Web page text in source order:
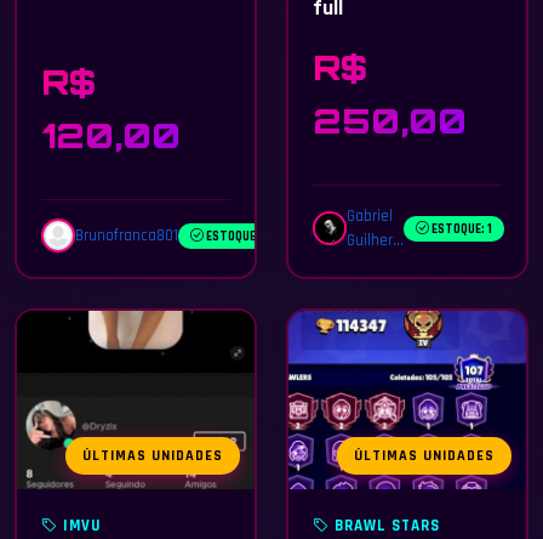
R$
120,00
Brunofranca801 ESTOQUE: 1
full
R$
250,00
Gabriel
Guilher...
ESTOQUE: 1
ÚLTIMAS UNIDADES
IMVU
ÚLTIMAS UNIDADES
BRAWL STARS